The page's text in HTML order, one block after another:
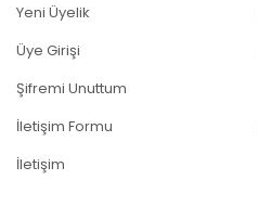
Yeni Üyelik
Üye Girişi
Şifremi Unuttum
İletişim Formu
İletişim